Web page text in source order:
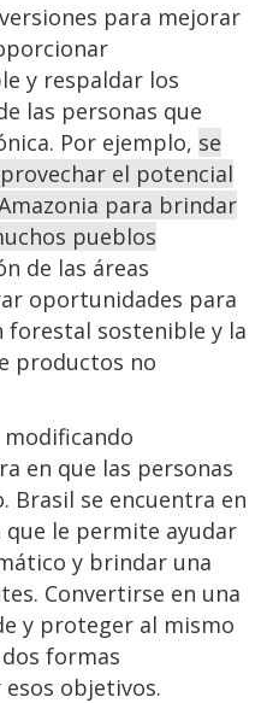
para mejorar
y respaldar los
las personas que
Por ejemplo, se
el potencial
para brindar
pueblos
de las áreas
oportunidades para
sostenible y la
productos no
en que las personas
Brasil se encuentra en
le permite ayudar
y brindar una
Convertirse en una
y proteger al mismo
formas
objetivos.